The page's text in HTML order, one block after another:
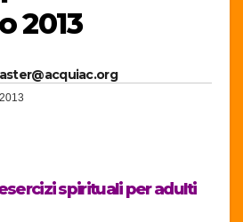
2013
spirituali per adulti